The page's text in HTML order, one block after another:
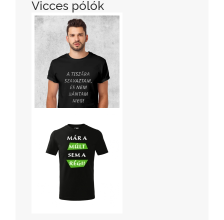
Vicces pólók